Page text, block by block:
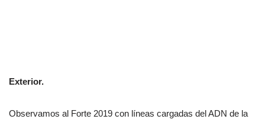
Exterior.
Observamos al Forte 2019 con líneas cargadas del ADN de la